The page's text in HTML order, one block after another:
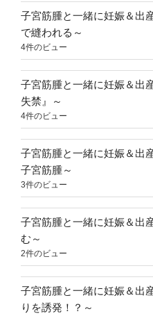
子宮筋腫と一緒に妊娠＆出
で縫われる～
4件のビュー
子宮筋腫と一緒に妊娠＆出
失禁』～
4件のビュー
子宮筋腫と一緒に妊娠＆出
子宮筋腫～
3件のビュー
子宮筋腫と一緒に妊娠＆出
む～
2件のビュー
子宮筋腫と一緒に妊娠＆出
りを誘発！？～